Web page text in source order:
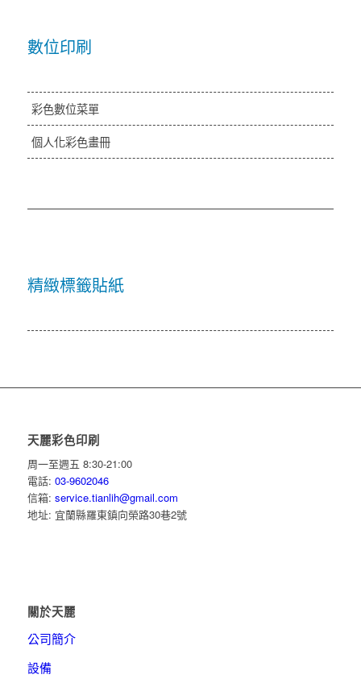
數位印刷
彩色數位菜單
個人化彩色畫冊
精緻標籤貼紙
天麗彩色印刷
周一至週五 8:30-21:00
電話: 03-9602046
信箱: service.tianlih@gmail.com
地址: 宜蘭縣羅東鎮向榮路30巷2號
關於天麗
公司簡介
設備